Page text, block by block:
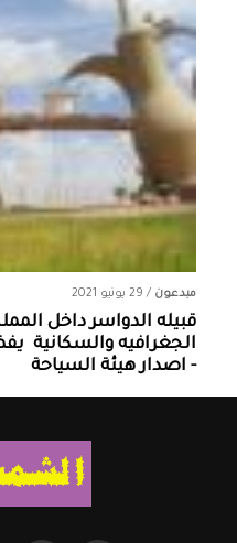
مبدعون / 29 يونيو 2021
قبيله الدواسر داخل
الجغرافيه والسكانية
- اصدار هيئة السياحة